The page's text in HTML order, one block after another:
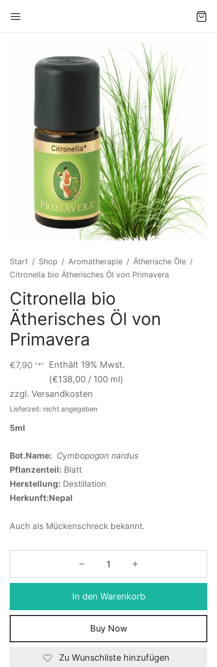
Start / Shop / Aromatherapie / Ätherische Öle /
Citronella bio Ätherisches Öl von Primavera
Citronella bio
Ätherisches Öl von
Primavera
€7,90 "*"
Enthält 19% Mwst.
(€138,00 / 100 ml)
zzgl. Versandkosten
Lieferzeit: nicht angegeben
5ml
Bot.Name: Cymbopogon nardus
Pflanzenteil: Blatt
Herstellung: Destillation
Herkunft:Nepal
Auch als Mückenschreck bekannt.
In den Warenkorb
Buy Now
Zu Wunschliste hinzufügen